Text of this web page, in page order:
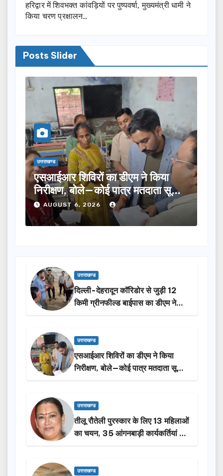
हरिद्वार में शिवभक्त कांवड़ियों पर पुष्पवर्षा, मुख्यमंत्री धामी ने
किया चरण प्रक्षालन…
Posts Slider
का डीएम ने किया
बोले—कोई पात्र मतदाता सूची
6, 2026
उत्तराखण्ड
तीलू रौतेली पुरस्कार
का चयन, 35 आंगनबाड़ी
होंगी सम्मानित…
AUGUST 6, 2026
उत्तराखण्ड
दिल्ली-देहरादून कॉरिडोर से जुड़ी 12
किमी ग्रीनफील्ड बाईपास का डीएम ने
किया निरीक्षण…
उत्तराखण्ड
एसआईआर शिविरों का डीएम ने किया
निरीक्षण, बोले—कोई पात्र मतदाता सूची
से न छूटे…
उत्तराखण्ड
तीलू रौतेली पुरस्कार के लिए 13 महिलाओं
का चयन, 35 आंगनबाड़ी कार्यकर्तियां भी
होंगी सम्मानित…
उत्तराखण्ड